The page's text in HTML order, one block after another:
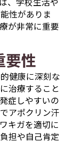
性がありま
が非常に重要
要性
健康に深刻な
治療すること
症しやすいの
アポクリン汗
キガを適切に
担や自己肯定